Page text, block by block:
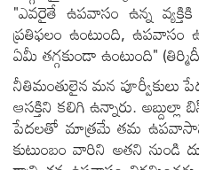
"ఎవరైతే ఉపవాసం ఉన్న
ప్రతిఫలం ఉంటుంది, ఉపవాసం
ఏమీ తగ్గకుండా ఉంటుంది"
నీతిమంతులైన మన పూర్వీకులు
ఆసక్తిని కలిగి ఉన్నారు.
పేదలతో మాత్రమే తమ
కుటుంబం వారిని అతని నుండి